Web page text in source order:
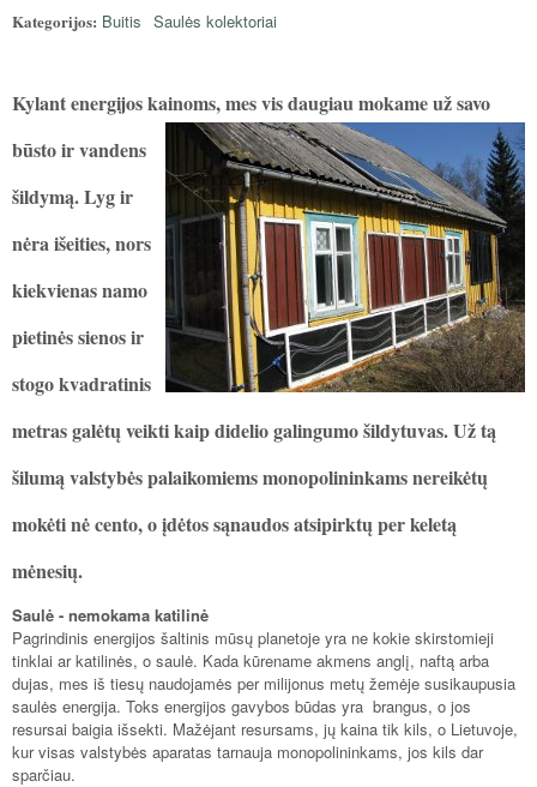
Kategorijos: Buitis Saulės kolektoriai
Kylant energijos kainoms, mesvis daugiau mokame už savo
būsto ir vandens
šildymą. Lyg ir
nėra išeities, nors
kiekvienas namo
pietinės sienos ir
stogo kvadratinis
metras galėtų veikti kaip didelio galingumo šildytuvas. Už tą
šilumą valstybės palaikomiems monopolininkams nereikėtų
mokėti nė cento, o įdėtos sąnaudos atsipirktų per keletą
mėnesių.
Saulė - nemokama katilinė
Pagrindinis energijos šaltinis mūsų planetoje yra ne kokie skirstomieji
tinklai ar katilinės, o saulė. Kada kūrename akmens anglį, naftą arba
dujas, mes iš tiesų naudojamės per milijonus metų žemėje susikaupusia
saulės energija. Toks energijos gavybos būdas yra brangus, o jos
resursai baigia išsekti. Mažėjant resursams, jų kaina tik kils, o Lietuvoje,
kur visas valstybės aparatas tarnauja monopolininkams, jos kils dar
sparčiau.